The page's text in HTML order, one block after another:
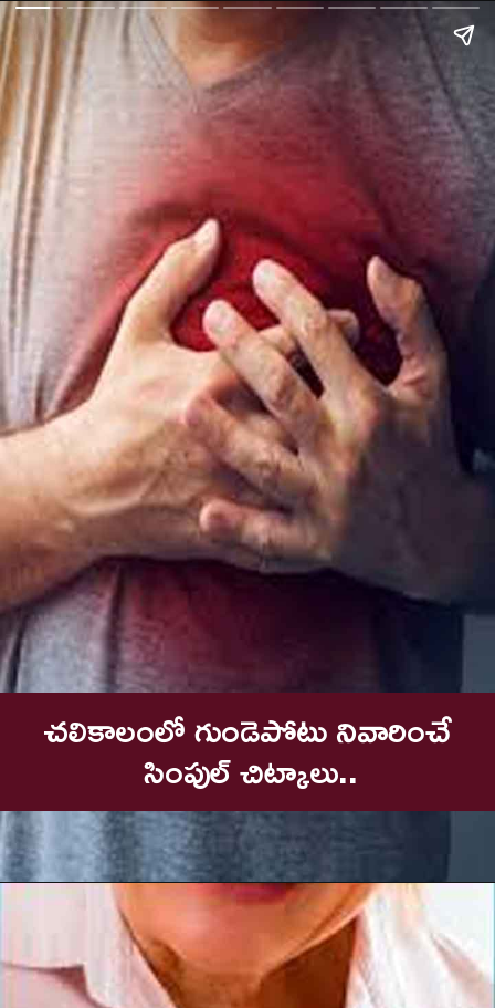
చలికాలంలో గుండెపోటు నివారించే
సింపుల్ చిట్కాలు..